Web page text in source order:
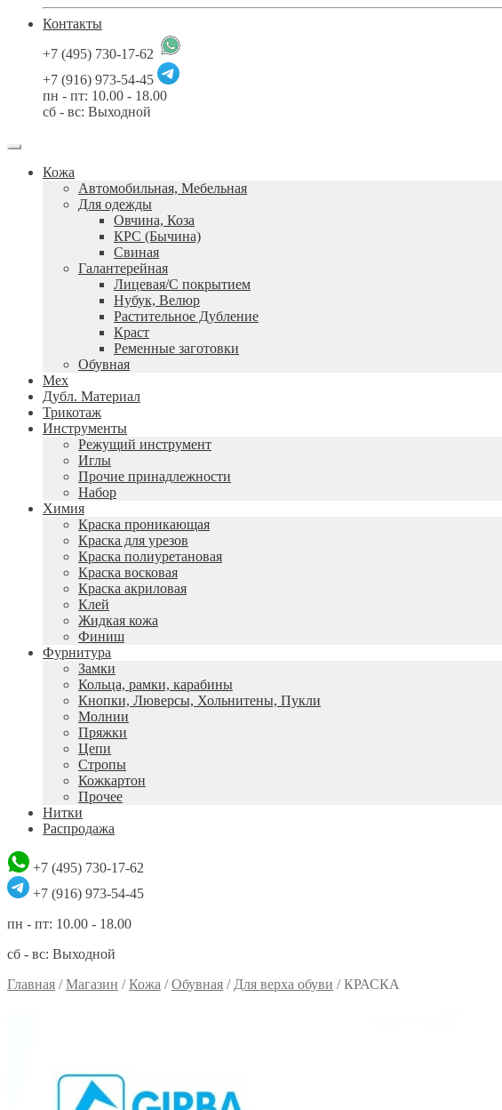
Контакты
+7 (495) 730-17-62
+7 (916) 973-54-45
пн - пт: 10.00 - 18.00
сб - вс: Выходной
Кожа
Автомобильная, Мебельная
Для одежды
Овчина, Коза
КРС (Бычина)
Свиная
Галантерейная
Лицевая/С покрытием
Нубук, Велюр
Растительное Дубление
Краст
Ременные заготовки
Обувная
Мех
Дубл. Материал
Трикотаж
Инструменты
Режущий инструмент
Иглы
Прочие принадлежности
Набор
Химия
Краска проникающая
Краска для урезов
Краска полиуретановая
Краска восковая
Краска акриловая
Клей
Жидкая кожа
Финиш
Фурнитура
Замки
Кольца, рамки, карабины
Кнопки, Люверсы, Хольнитены, Пукли
Молнии
Пряжки
Цепи
Стропы
Кожкартон
Прочее
Нитки
Распродажа
+7 (495) 730-17-62
+7 (916) 973-54-45
пн - пт: 10.00 - 18.00
сб - вс: Выходной
Главная /Магазин /Кожа /Обувная / Для верха обуви /КРАСКА